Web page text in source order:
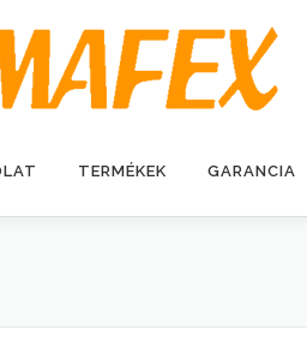
TERMÉKEK GARANCIA